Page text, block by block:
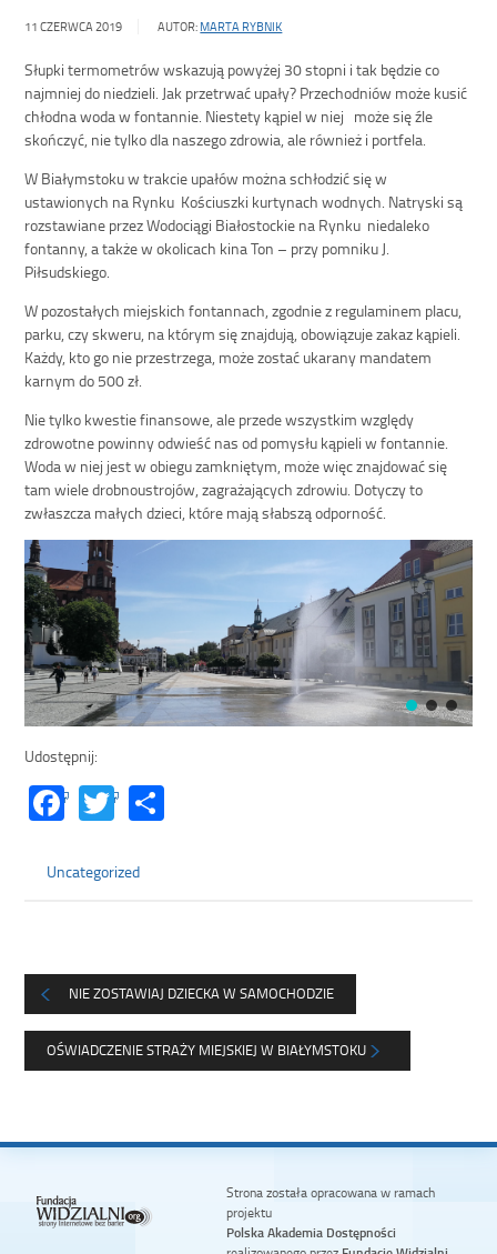
11 CZERWCA 2019 AUTOR: MARTA RYBNIK
Słupki termometrów wskazują powyżej 30 stopni i tak będzie co
najmniej do niedzieli. Jak przetrwać upały? Przechodniów może kusić
chłodna woda w fontannie. Niestety kąpiel w niej może się źle
skończyć, nie tylko dla naszego zdrowia, ale również i portfela.
W Białymstoku w trakcie upałów można schłodzić się w
ustawionych na Rynku Kościuszki kurtynach wodnych. Natryski są
rozstawiane przez Wodociągi Białostockie na Rynku niedaleko
fontanny, a także w okolicach kina Ton – przy pomniku J.
Piłsudskiego.
W pozostałych miejskich fontannach, zgodnie z regulaminem placu,
parku, czy skweru, na którym się znajdują, obowiązuje zakaz kąpieli.
Każdy, kto go nie przestrzega, może zostać ukarany mandatem
karnym do 500 zł.
Nie tylko kwestie finansowe, ale przede wszystkim względy
zdrowotne powinny odwieść nas od pomysłu kąpieli w fontannie.
Woda w niej jest w obiegu zamkniętym, może więc znajdować się
tam wiele drobnoustrojów, zagrażających zdrowiu. Dotyczy to
zwłaszcza małych dzieci, które mają słabszą odporność.
Udostępnij:
Facebook
Twitter
Uncategorized
NIE ZOSTAWIAJ DZIECKA W SAMOCHODZIE
OŚWIADCZENIE STRAŻY MIEJSKIEJ W BIAŁYMSTOKU
Strona została opracowana w ramach
projektu
Polska Akademia Dostępności